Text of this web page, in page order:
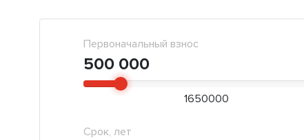
Первоначальный взнос
500 000
1650000
Срок, лет